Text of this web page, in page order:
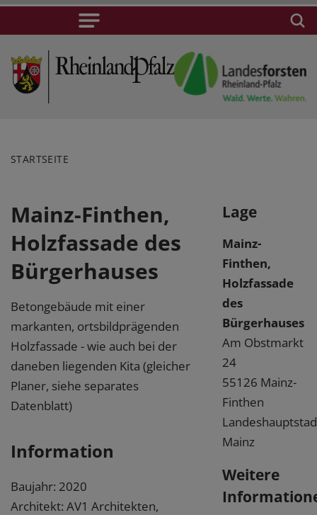
STARTSEITE
Mainz-Finthen,
Holzfassade des
Bürgerhauses
Betongebäude mit einer
markanten, ortsbildprägenden
Holzfassade - wie auch bei der
daneben liegenden Kita (gleicher
Planer, siehe separates
Datenblatt)
Information
Baujahr: 2020
Architekt: AV1 Architekten,
Lage
Mainz-
Finthen,
Holzfassade
des
Bürgerhauses
Am Obstmarkt
24
55126 Mainz-
Finthen
Mainz
Weitere